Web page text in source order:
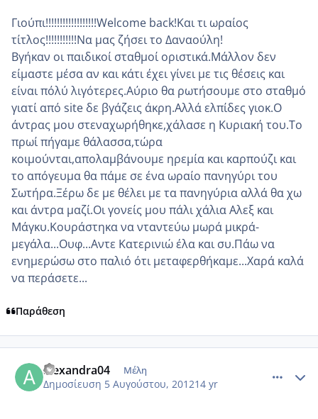
Γιούπι!!!!!!!!!!!!!!!!!!Welcome back!Και τι ωραίος
τίτλος!!!!!!!!!!!Να μας ζήσει το Δαναούλη!
Βγήκαν οι παιδικοί σταθμοί οριστικά.Μάλλον δεν
είμαστε μέσα αν και κάτι έχει γίνει με τις θέσεις και
είναι πόλύ λιγότερες.Αύριο θα ρωτήσουμε στο σταθμό
γιατί από site δε βγάζεις άκρη.Αλλά ελπίδες γιοκ.Ο
άντρας μου στεναχωρήθηκε,χάλασε η Κυριακή του.Το
πρωί πήγαμε θάλασσα,τώρα
κοιμούνται,απολαμβάνουμε ηρεμία και καρπούζι και
το απόγευμα θα πάμε σε ένα ωραίο πανηγύρι του
Σωτήρα.Ξέρω δε με θέλει με τα πανηγύρια αλλά θα χω
και άντρα μαζί.Οι γονείς μου πάλι χάλια Αλεξ και
Μάγκυ.Κουράστηκα να νταντεύω μωρά μικρά-
μεγάλα...Ουφ...Αντε Κατερινιώ έλα και συ.Πάω να
ενημερώσω στο παλιό ότι μεταφερθήκαμε...Χαρά καλά
να περάσετε...
Παράθεση
alexandra04 Μέλη
Δημοσίευση 5 Αυγούστου, 201214 yr